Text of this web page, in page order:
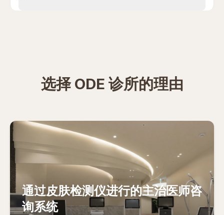
选择 ODE 诊所的理由
通过皮肤检测仪进行的主治医师咨
询系统